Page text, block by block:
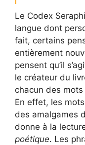
Le Codex
langue dont
fait, certains
entièrement
pensent qu’il
le créateur du
chacun des mots
En effet, les
des amalgames
donne à la
poétique. Les